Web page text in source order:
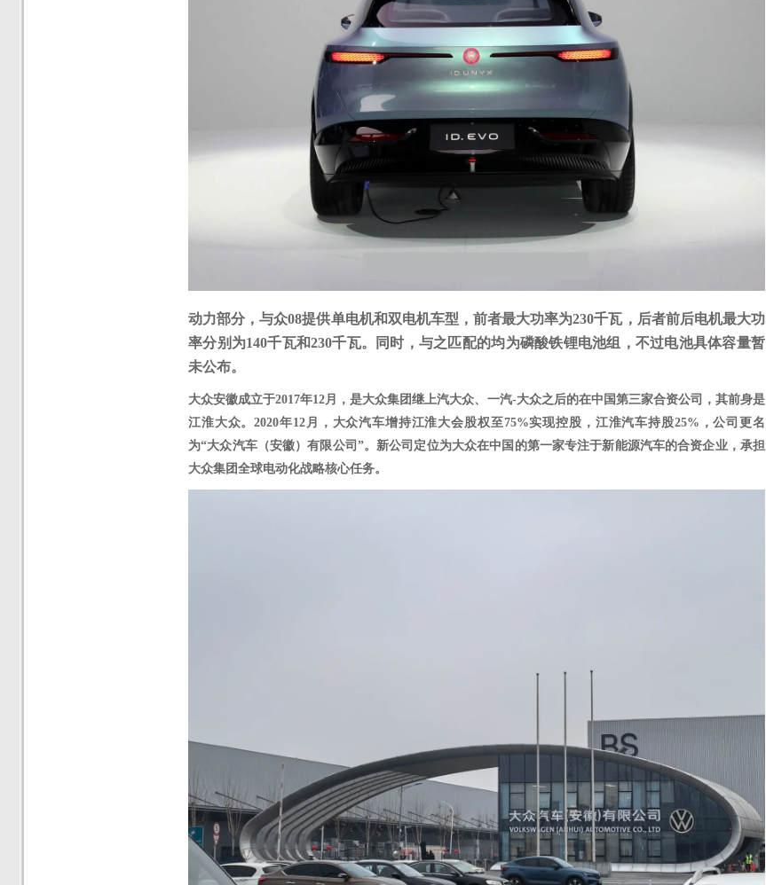
动力部分，与众08提供单电机和双电机车型，前者最大功率为230千瓦，后者前后电机最大功
率分别为140千瓦和230千瓦。同时，与之匹配的均为磷酸铁锂电池组，不过电池具体容量暂
未公布。
大众安徽成立于2017年12月，是大众集团继上汽大众、一汽-大众之后的在中国第三家合资公司，其前身是
江淮大众。2020年12月，大众汽车增持江淮大会股权至75%实现控股，江淮汽车持股25%，公司更名
为“大众汽车（安徽）有限公司”。新公司定位为大众在中国的第一家专注于新能源汽车的合资企业，承担
大众集团全球电动化战略核心任务。